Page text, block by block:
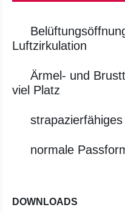
Luftzirkulation
Ärmel- und
viel Platz
normale
DOWNLOADS